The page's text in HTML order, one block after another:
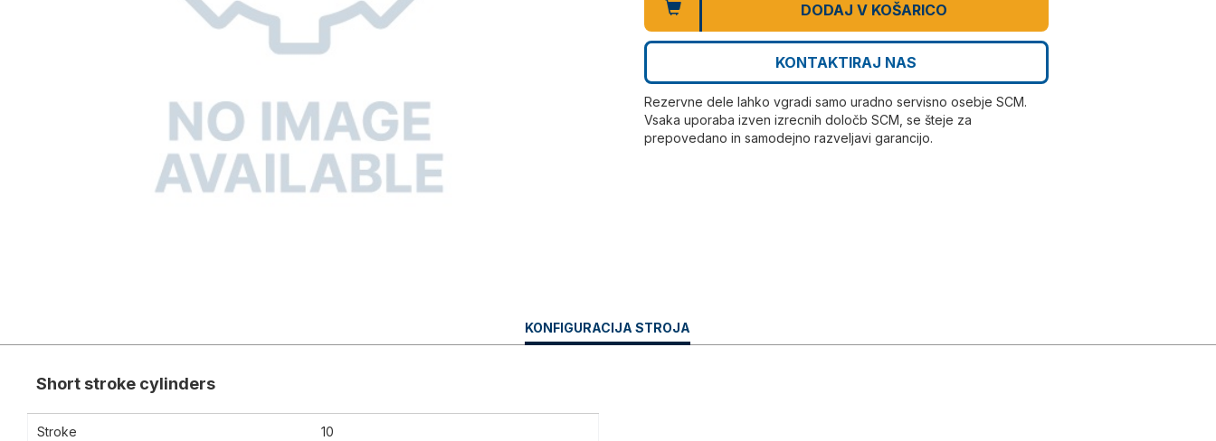
DODAJ V KOŠARICO
KONTAKTIRAJ NAS
Rezervne dele lahko vgradi samo uradno servisno osebje SCM.
Vsaka uporaba izven izrecnih določb SCM, se šteje za
prepovedano in samodejno razveljavi garancijo.
CURRENT
TAB:
KONFIGURACIJA STROJA
Short stroke cylinders
Stroke 10